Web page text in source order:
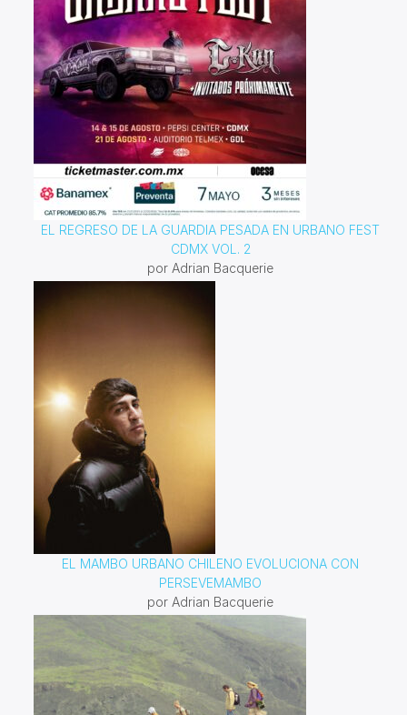
EL REGRESO DE LA GUARDIA PESADA EN URBANO FEST
CDMX VOL. 2
por Adrian Bacquerie
EL MAMBO URBANO CHILENO EVOLUCIONA CON
PERSEVEMAMBO
por Adrian Bacquerie